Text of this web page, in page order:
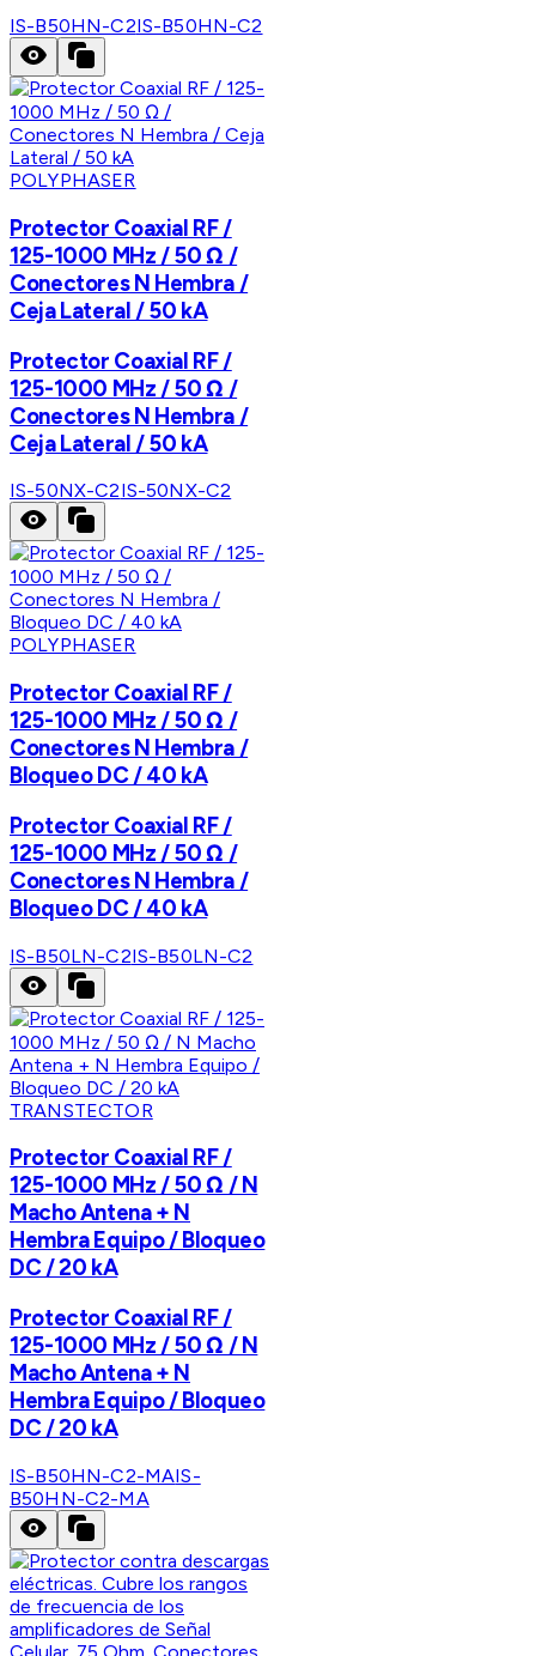
IS-B50HN-C2IS-B50HN-C2
POLYPHASER
Protector Coaxial RF /
125-1000 MHz / 50 Ω /
Conectores N Hembra /
Ceja Lateral / 50 kA
Protector Coaxial RF /
125-1000 MHz / 50 Ω /
Conectores N Hembra /
Ceja Lateral / 50 kA
IS-50NX-C2IS-50NX-C2
POLYPHASER
Protector Coaxial RF /
125-1000 MHz / 50 Ω /
Conectores N Hembra /
Bloqueo DC / 40 kA
Protector Coaxial RF /
125-1000 MHz / 50 Ω /
Conectores N Hembra /
Bloqueo DC / 40 kA
IS-B50LN-C2IS-B50LN-C2
TRANSTECTOR
Protector Coaxial RF /
125-1000 MHz / 50 Ω / N
Macho Antena + N
Hembra Equipo / Bloqueo
DC / 20 kA
Protector Coaxial RF /
125-1000 MHz / 50 Ω / N
Macho Antena + N
Hembra Equipo / Bloqueo
DC / 20 kA
IS-B50HN-C2-MAIS-
B50HN-C2-MA